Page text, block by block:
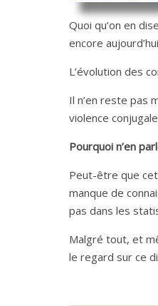
Quoi qu’on en
encore
L’évolution des
Il n’en reste pas
violence
Pourquoi n’en
Peut-être que
manque de
pas dans les
Malgré tout, et
le regard sur ce